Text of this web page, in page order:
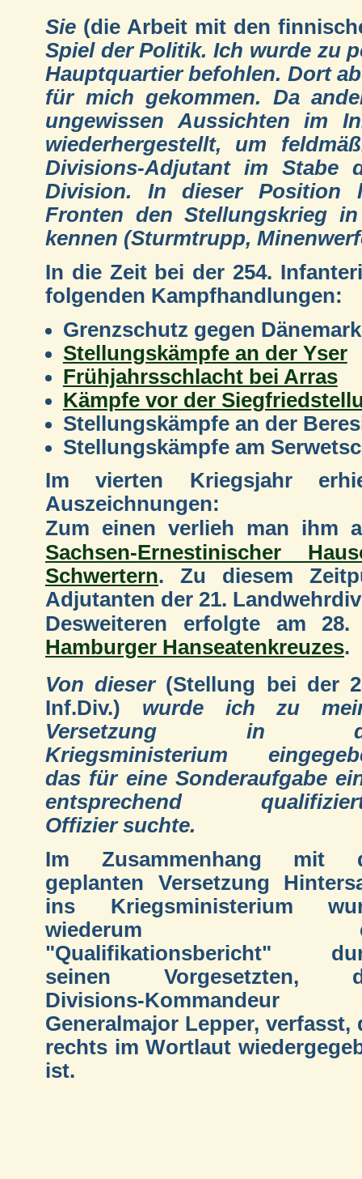
Sie (die Arbeit mit den
Spiel der Politik. Ich wurde zu
Hauptquartier befohlen. Dort
für mich gekommen. Da
ungewissen Aussichten im
wiederhergestellt, um
Divisions-Adjutant im Stabe
Division. In dieser Position
Fronten den Stellungskrieg
kennen (Sturmtrupp,
In die Zeit bei der 254.
folgenden Kampfhandlungen:
Grenzschutz gegen Dänemark
Stellungskämpfe an der Yser
Frühjahrsschlacht bei Arras
Kämpfe vor der
Stellungskämpfe an der
Stellungskämpfe am
Im vierten Kriegsjahr
Auszeichnungen:
Zum einen verlieh man ihm
Sachsen-Ernestinischer
Schwertern. Zu diesem
Adjutanten der 21.
Desweiteren erfolgte am
Hamburger Hanseatenkreuzes.
Von dieser (Stellung bei der
Inf.Div.) wurde ich zu
Versetzung in
Kriegsministerium
das für eine Sonderaufgabe
entsprechend
Offizier suchte.
Im Zusammenhang mit
geplanten Versetzung
ins Kriegsministerium
wiederum
"Qualifikationsbericht"
seinen Vorgesetzten,
Divisions-Kommandeur
Generalmajor Lepper, verfasst,
rechts im Wortlaut
ist.